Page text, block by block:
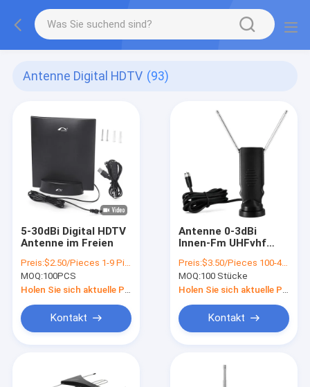
Antenne Digital HDTV (93)
5-30dBi Digital HDTV
Antenne im Freien
Preis:$2.50/Pieces 1-9 Pieces
MOQ:100PCS
Kontakt
Antenne 0-3dBi
Innen-Fm UHFvhf
Preis:$3.50/Pieces 100-499 Pieces
MOQ:100 Stücke
Kontakt